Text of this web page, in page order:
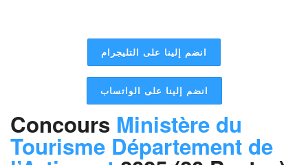
انضم إلينا على التليجرام
انضم إلينا على الواتساب
Concours Ministère du
Tourisme Département de